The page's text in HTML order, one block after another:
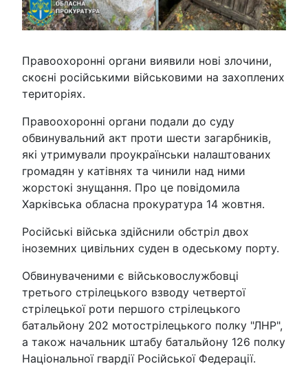
Правоохоронні органи виявили нові злочини,
скоєні російськими військовими на захоплених
територіях.
Правоохоронні органи подали до суду
обвинувальний акт проти шести загарбників,
які утримували проукраїнськи налаштованих
громадян у катівнях та чинили над ними
жорстокі знущання. Про це повідомила
Харківська обласна прокуратура 14 жовтня.
Російські війська здійснили обстріл двох
іноземних цивільних суден в одеському порту.
Обвинуваченими є військовослужбовці
третього стрілецького взводу четвертої
стрілецької роти першого стрілецького
батальйону 202 мотострілецького полку "ЛНР",
а також начальник штабу батальйону 126 полку
Національної гвардії Російської Федерації.